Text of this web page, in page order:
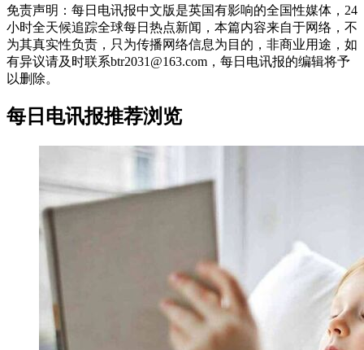
免责声明：每日电讯报中文版是英国有影响的全国性媒体，24
小时全天候追踪全球每日热点新闻，本篇内容来自于网络，不
为其真实性负责，只为传播网络信息为目的，非商业用途，如
有异议请及时联系btr2031@163.com，每日电讯报的编辑将予
以删除。
每日电讯报推荐浏览